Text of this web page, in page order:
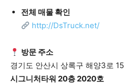
전체 매물 확인
http://DsTruck.net/
방문 주소
경기도 안산시 상록구 해양3로 15
시그니처타워 20층 2020호